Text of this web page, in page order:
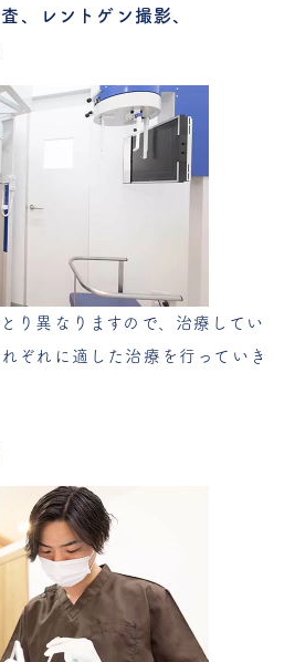
、レントゲン撮影、
り異なりますので、治療してい
ぞれに適した治療を行っていき